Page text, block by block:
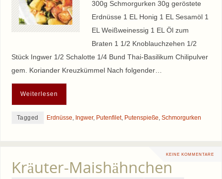
300g Schmorgurken 30g geröstete
Erdnüsse 1 EL Honig 1 EL Sesamöl 1
EL Weißweinessig 1 EL Öl zum
Braten 1 1/2 Knoblauchzehen 1/2
Stück Ingwer 1/2 Schalotte 1/4 Bund Thai-Basilikum Chilipulver
gem. Koriander Kreuzkümmel Nach folgender…
Weiterlesen
Tagged Erdnüsse, Ingwer, Putenfilet, Putenspieße, Schmorgurken
KEINE KOMMENTARE
Kräuter-Maishähnchen